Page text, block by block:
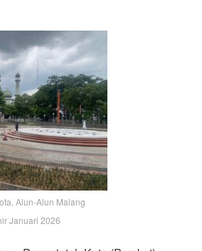
Alun-Alun Malang
Januari 2026